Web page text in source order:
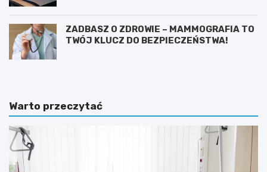
ZADBASZ O ZDROWIE – MAMMOGRAFIA TO
TWÓJ KLUCZ DO BEZPIECZEŃSTWA!
Warto przeczytać